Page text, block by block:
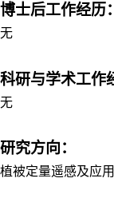
博士后工作经历：
无
科研与学术工作
无
研究方向：
植被定量遥感及应